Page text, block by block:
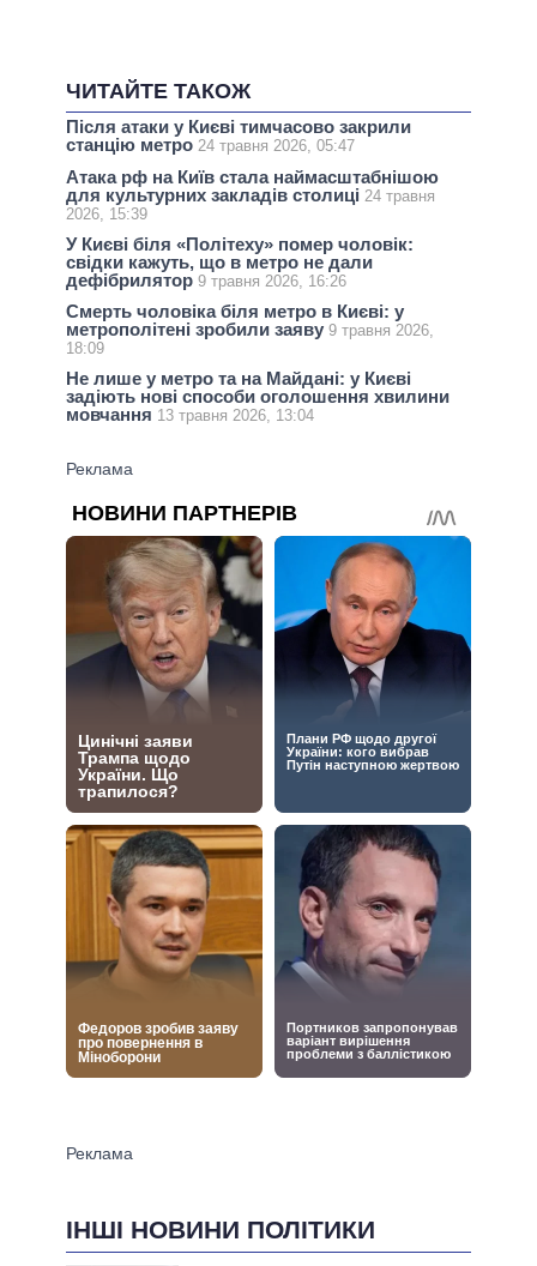
ЧИТАЙТЕ ТАКОЖ
Після атаки у Києві тимчасово закрили
станцію метро 24 травня 2026, 05:47
Атака рф на Київ стала наймасштабнішою
для культурних закладів столиці 24 травня
2026, 15:39
У Києві біля «Політеху» помер чоловік:
свідки кажуть, що в метро не дали
дефібрилятор 9 травня 2026, 16:26
Смерть чоловіка біля метро в Києві: у
метрополітені зробили заяву 9 травня 2026,
18:09
Не лише у метро та на Майдані: у Києві
задіють нові способи оголошення хвилини
мовчання 13 травня 2026, 13:04
ІНШІ НОВИНИ ПОЛІТИКИ